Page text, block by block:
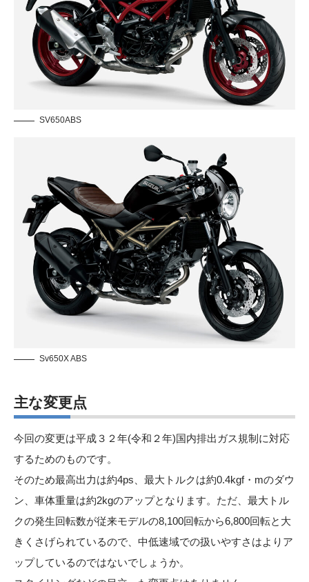
SV650ABS
Sv650X ABS
主な変更点
今回の変更は平成３２年(令和２年)国内排出ガス規制に対応
するためのものです。
そのため最高出力は約4ps、最大トルクは約0.4kgf・mのダウ
ン、車体重量は約2kgのアップとなります。ただ、最大トル
クの発生回転数が従来モデルの8,100回転から6,800回転と大
きくさげられているので、中低速域での扱いやすさはよりア
ップしているのではないでしょうか。